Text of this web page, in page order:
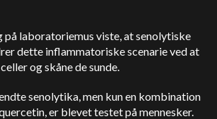
laboratoriemus viste, at senolytiske
dette inflammatoriske scenarie ved at
og skåne de sunde.
senolytika, men kun en kombination
er blevet testet på mennesker.